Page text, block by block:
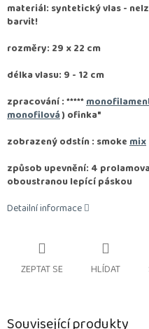
materiál: syntetický vlas -
barvit!
rozměry: 29 x 22 cm
délka vlasu: 9 - 12 cm
zpracování :*****
monofilová) ofinka"
zobrazený odstín : smokemix
způsob upevnění: 4
oboustranou lepící páskou
Detailní informace
ZEPTAT SE HLÍDAT
Související produkty